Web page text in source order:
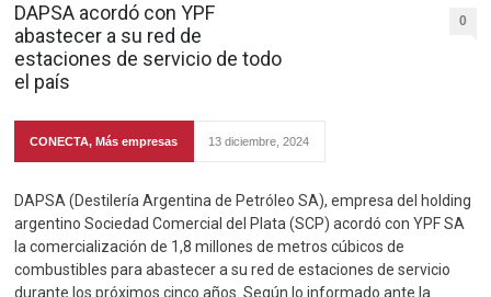
DAPSA acordó con YPF
abastecer a su red de
estaciones de servicio de todo
el país
0
CONECTA,Más empresas 13 diciembre, 2024
DAPSA (Destilería Argentina de Petróleo SA), empresa del holding
argentino Sociedad Comercial del Plata (SCP) acordó con YPF SA
la comercialización de 1,8 millones de metros cúbicos de
combustibles para abastecer a su red de estaciones de servicio
durante los próximos cinco años. Según lo informado ante la